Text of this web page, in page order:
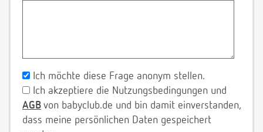
Ich möchte diese Frage anonym stellen.
Ich akzeptiere die Nutzungsbedingungen und
AGB von babyclub.de und bin damit einverstanden,
dass meine persönlichen Daten gespeichert